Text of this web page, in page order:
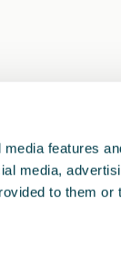
features
media,
to them or